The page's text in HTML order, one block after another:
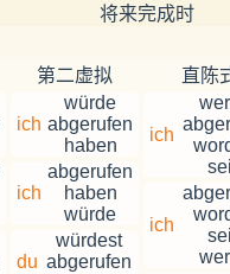
将来完成时
第二虚拟
ich
würde
abgerufen
haben
ich
abgerufen
haben
würde
du
würdest
abgerufen
直陈
ich
ich